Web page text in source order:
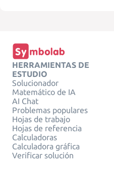
HERRAMIENTAS DE
ESTUDIO
Solucionador
Matemático de IA
AI Chat
Problemas populares
Hojas de trabajo
Hojas de referencia
Calculadoras
Calculadora gráfica
Verificar solución